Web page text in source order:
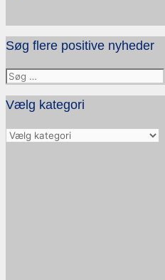
Søg flere positive nyheder
Søg
efter:
Vælg kategori
Vælg